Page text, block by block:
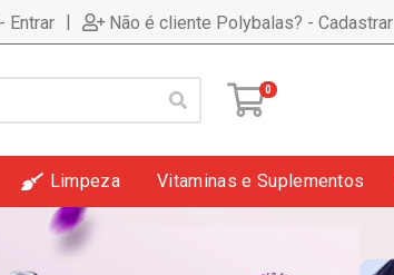
Entrar | Não é cliente Polybalas? - Cadastrar
0
Limpeza Vitaminas e Suplementos